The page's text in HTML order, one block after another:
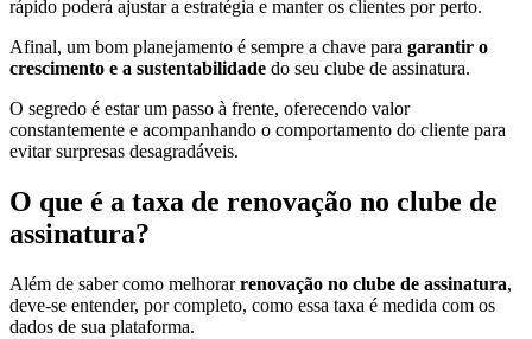
rápido poderá ajustar a estratégia e manter os clientes por perto.
Afinal, um bom planejamento é sempre a chave para garantir o
crescimento e a sustentabilidade do seu clube de assinatura.
O segredo é estar um passo à frente, oferecendo valor
constantemente e acompanhando o comportamento do cliente para
evitar surpresas desagradáveis.
O que é a taxa de renovação no clube de
assinatura?
Além de saber como melhorarrenovação no clube de assinatura,
deve-se entender, por completo, como essa taxa é medida com os
dados de sua plataforma.